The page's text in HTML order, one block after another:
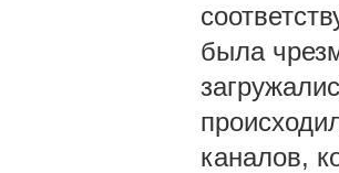
была
каналов,